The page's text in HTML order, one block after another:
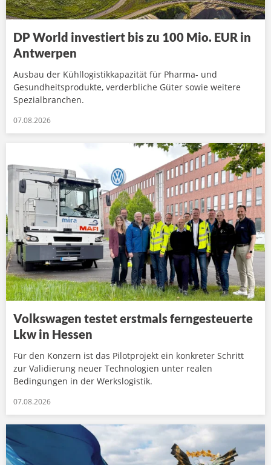
DP World investiert bis zu 100 Mio. EUR in
Antwerpen
Ausbau der Kühllogistikkapazität für Pharma- und
Gesundheitsprodukte, verderbliche Güter sowie weitere
Spezialbranchen.
07.08.2026
Volkswagen testet erstmals ferngesteuerte
Lkw in Hessen
Für den Konzern ist das Pilotprojekt ein konkreter Schritt
zur Validierung neuer Technologien unter realen
Bedingungen in der Werkslogistik.
07.08.2026